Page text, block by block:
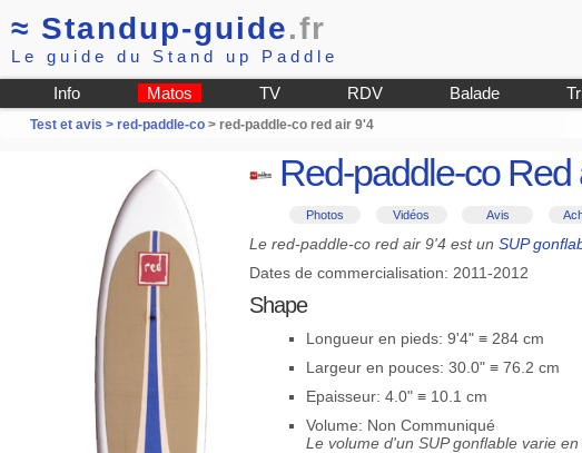
≈ Standup-guide.fr
Le guide du Stand up Paddle
Info Matos TV RDV Balade
Test et avis > red-paddle-co> red-paddle-co red air 9'4
Red-paddle-co Red
Photos Vidéos Avis
Le red-paddle-co red air 9'4 est un SUP
Dates de commercialisation: 2011-2012
Shape
Longueur en pieds: 9'4" ≡ 284 cm
Largeur en pouces: 30.0" ≡ 76.2 cm
Epaisseur: 4.0" ≡ 10.1 cm
Volume: Non Communiqué
Le volume d'un SUP gonflable varie